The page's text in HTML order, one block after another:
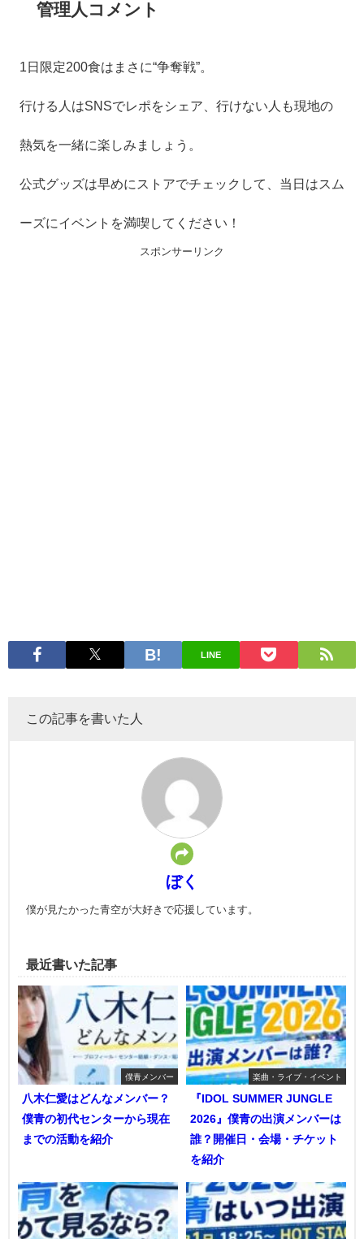
管理人コメント
1日限定200食はまさに“争奪戦”。
行ける人はSNSでレポをシェア、行けない人も現地の
熱気を一緒に楽しみましょう。
公式グッズは早めにストアでチェックして、当日はスム
ーズにイベントを満喫してください！
スポンサーリンク
LINE
この記事を書いた人
ぼく
僕が見たかった青空が大好きで応援しています。
最近書いた記事
僕青メンバー
八木仁愛はどんなメンバー？
僕青の初代センターから現在
までの活動を紹介
楽曲・ライブ・イベント
『IDOL SUMMER JUNGLE
2026』僕青の出演メンバーは
誰？開催日・会場・チケット
を紹介